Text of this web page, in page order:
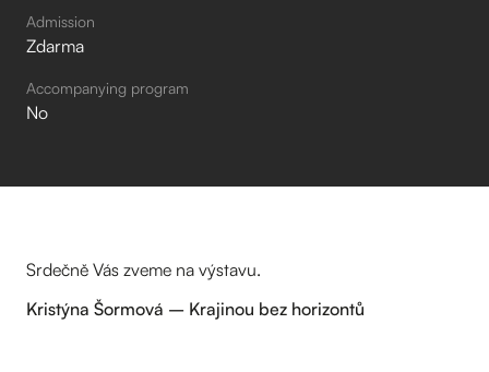
Admission
Zdarma
Accompanying program
No
Srdečně Vás zveme na výstavu.
Kristýna Šormová – Krajinou bez horizontů